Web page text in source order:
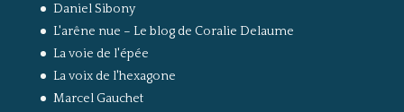
Daniel Sibony
L'arêne nue – Le blog de Coralie Delaume
La voie de l'épée
La voix de l'hexagone
Marcel Gauchet